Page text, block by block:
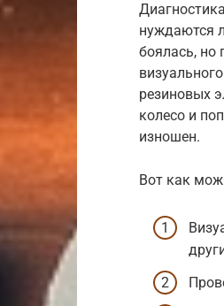
нуждаются
боялась, но
резиновых
колесо и
изношен.
Вот как